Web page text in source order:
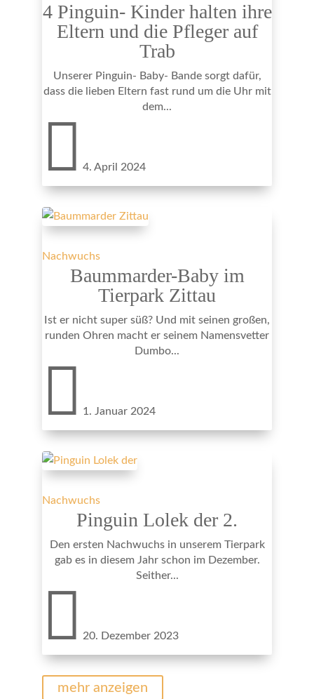
4 Pinguin- Kinder halten ihre
Eltern und die Pfleger auf
Trab
Unserer Pinguin- Baby- Bande sorgt dafür,
dass die lieben Eltern fast rund um die Uhr mit
dem...
 4. April 2024
Nachwuchs
Baummarder-Baby im
Tierpark Zittau
Ist er nicht super süß? Und mit seinen großen,
runden Ohren macht er seinem Namensvetter
Dumbo...
 1. Januar 2024
Nachwuchs
Pinguin Lolek der 2.
Den ersten Nachwuchs in unserem Tierpark
gab es in diesem Jahr schon im Dezember.
Seither...
 20. Dezember 2023
mehr anzeigen